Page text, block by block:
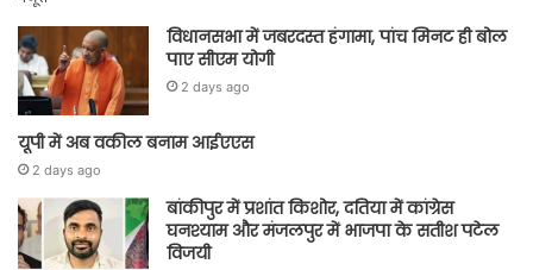
विधानसभा में जबरदस्त हंगामा, पांच मिनट ही बोल
पाए सीएम योगी
2 days ago
यूपी में अब वकील बनाम आईएएस
2 days ago
बांकीपुर में प्रशांत किशोर, दतिया में कांग्रेस
घनश्याम और मंजलपुर में भाजपा के सतीश पटेल
विजयी